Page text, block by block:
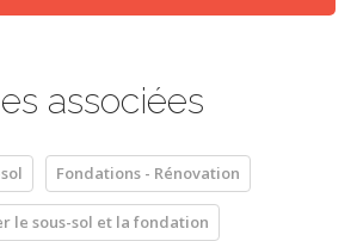
associées
Fondations - Rénovation
le sous-sol et la fondation